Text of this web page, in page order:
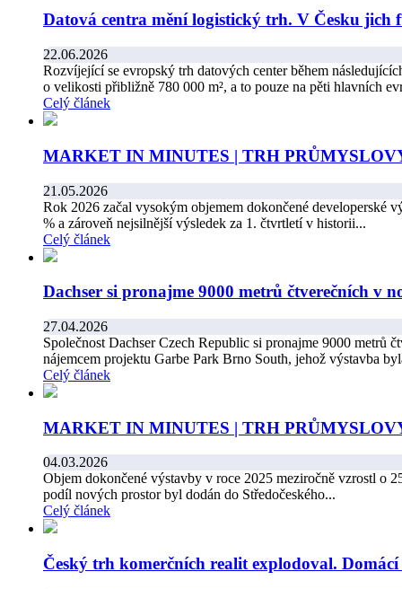
Datová centra mění logistický trh. V Česku
22.06.2026
Rozvíjející se evropský trh datových center během
o velikosti přibližně 780 000 m², a to pouze na pěti hlavních
Celý článek
MARKET IN MINUTES | TRH
21.05.2026
Rok 2026 začal vysokým objemem dokončené developerské
% a zároveň nejsilnější výsledek za 1. čtvrtletí v historii...
Celý článek
Dachser si pronajme 9000 metrů čtverečních v
27.04.2026
Společnost Dachser Czech Republic si pronajme 9000 metrů
nájemcem projektu Garbe Park Brno South, jehož výstavba
Celý článek
MARKET IN MINUTES | TRH
04.03.2026
Objem dokončené výstavby v roce 2025 meziročně vzrostl o
podíl nových prostor byl dodán do Středočeského...
Celý článek
Český trh komerčních realit explodoval.